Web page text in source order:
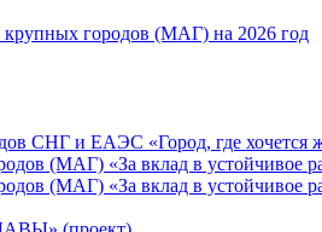
городов (МАГ) на 2026 год
СНГ и ЕАЭС «Город, где хочется
(МАГ) «За вклад в устойчивое
(МАГ) «За вклад в устойчивое